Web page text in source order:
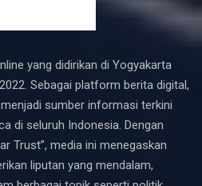
yang didirikan di Yogyakarta
Sebagai platform berita digital,
sumber informasi terkini
di seluruh Indonesia. Dengan
Trust”, media ini menegaskan
liputan yang mendalam,